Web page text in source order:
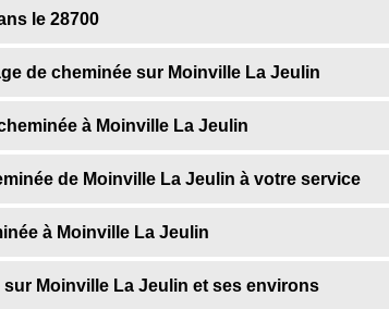
le 28700
de cheminée sur Moinville La Jeulin
à Moinville La Jeulin
de Moinville La Jeulin à votre service
à Moinville La Jeulin
Moinville La Jeulin et ses environs